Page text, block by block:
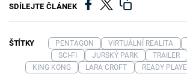
SDÍLEJTE ČLÁNEK
ŠTÍTKY PENTAGON VIRTUÁLNÍ REALITA
SCI-FI
JURSKÝ PARK TRAILER
KING KONG
LARA CROFT
READY